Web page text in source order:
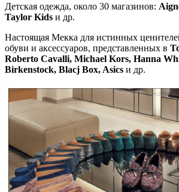
Детская одежда, около 30 магазинов:
Taylor Kids и др.
Настоящая Мекка для истинных
обуви и аксессуаров, представленных в
Roberto Cavalli, Michael Kors, Hanna
Birkenstock, Blacj Box, Asics и др.